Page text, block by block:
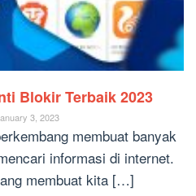
Blokir Terbaik 2023
3, 2023
membuat banyak
informasi di internet.
membuat kita […]